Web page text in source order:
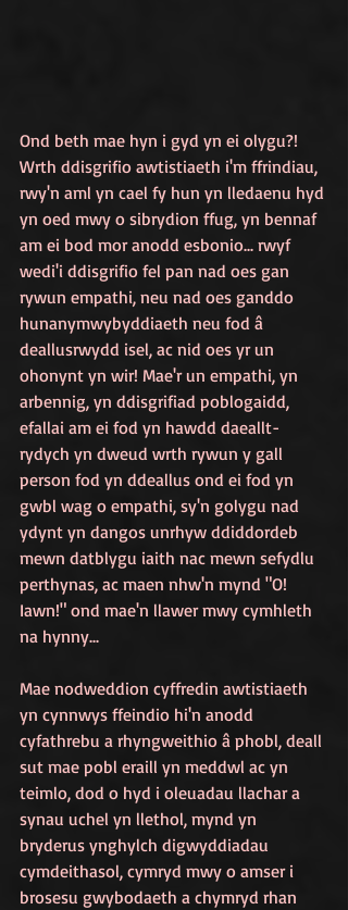
Ond beth mae hyn i gyd yn ei olygu?!
Wrth ddisgrifio awtistiaeth i'm ffrindiau,
rwy'n aml yn cael fy hun yn lledaenu hyd
yn oed mwy o sibrydion ffug, yn bennaf
am ei bod mor anodd esbonio... rwyf
wedi'i ddisgrifio fel pan nad oes gan
rywun empathi, neu nad oes ganddo
hunanymwybyddiaeth neu fod â
deallusrwydd isel, ac nid oes yr un
ohonynt yn wir! Mae'r un empathi, yn
arbennig, yn ddisgrifiad poblogaidd,
efallai am ei fod yn hawdd daeallt-
rydych yn dweud wrth rywun y gall
person fod yn ddeallus ond ei fod yn
gwbl wag o empathi, sy'n golygu nad
ydynt yn dangos unrhyw ddiddordeb
mewn datblygu iaith nac mewn sefydlu
perthynas, ac maen nhw'n mynd "O!
Iawn!" ond mae'n llawer mwy cymhleth
na hynny...
Mae nodweddion cyffredin awtistiaeth
yn cynnwys ffeindio hi'n anodd
cyfathrebu a rhyngweithio â phobl, deall
sut mae pobl eraill yn meddwl ac yn
teimlo, dod o hyd i oleuadau llachar a
synau uchel yn llethol, mynd yn
bryderus ynghylch digwyddiadau
cymdeithasol, cymryd mwy o amser i
brosesu gwybodaeth a chymryd rhan